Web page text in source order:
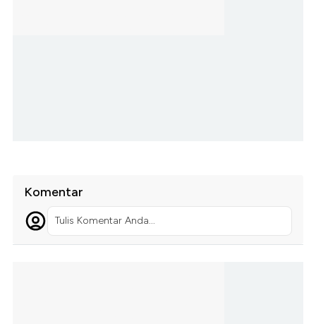
Komentar
Tulis Komentar Anda...